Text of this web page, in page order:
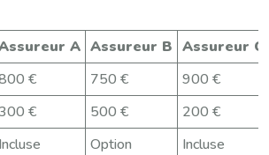
A Assureur B Assureur C
€ 750 €
900 €
€ 500 €
200 €
Incluse Option
Incluse